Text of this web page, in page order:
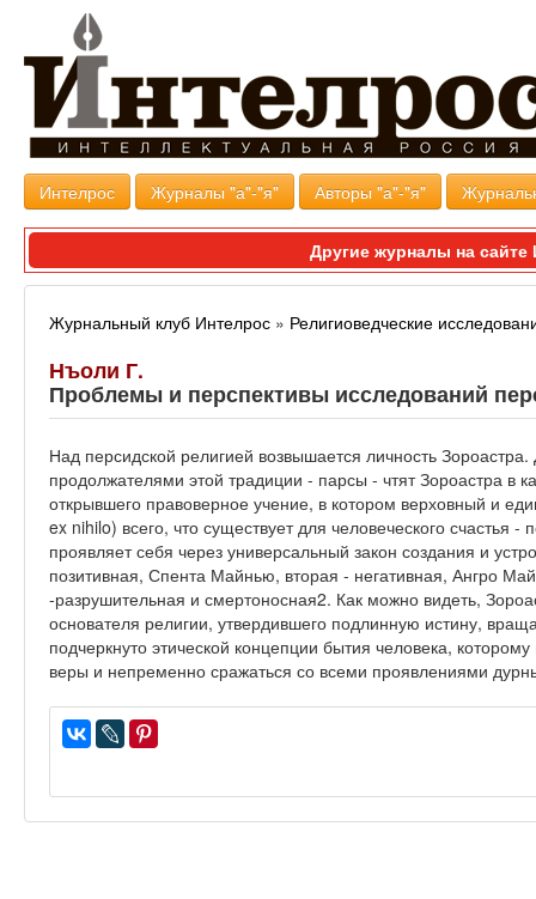
Интелрос Журналы "а"-"я" Авторы "а"-"я"
Другие журналы на
Журнальный клуб Интелрос » Религиоведческие
Нъоли Г.
Проблемы и перспективы исследований
Над персидской религией возвышается личность
продолжателями этой традиции - парсы - чтят Зороастра в
открывшего правоверное учение, в котором верховный и
ex nihilo) всего, что существует для человеческого
проявляет себя через универсальный закон создания и
позитивная, Спента Майнью, вторая - негативная, Ангро
-разрушительная и смертоносная2. Как можно видеть,
основателя религии, утвердившего подлинную истину,
подчеркнуто этической концепции бытия человека,
веры и непременно сражаться со всеми проявлениями